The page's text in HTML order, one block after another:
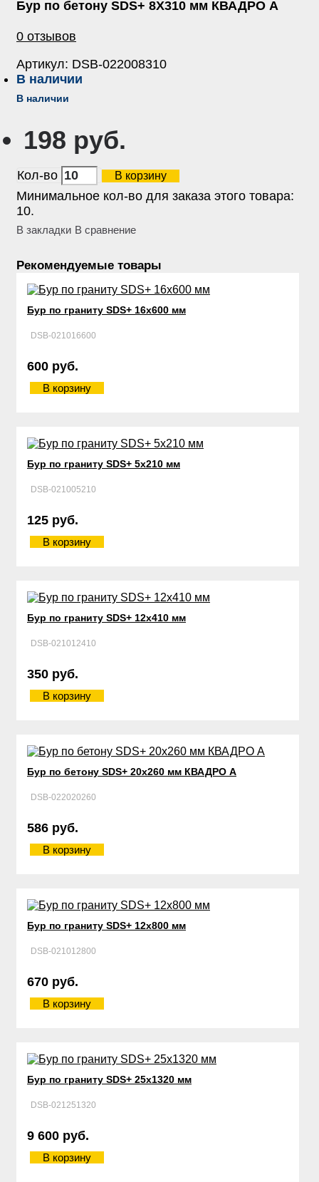
Бур по бетону SDS+ 8Х310 мм КВАДРО А
0 отзывов
Артикул: DSB-022008310
В наличии
В наличии
198 руб.
Кол-во В корзину
Минимальное кол-во для заказа этого товара:
10.
В закладки В сравнение
Рекомендуемые товары
Бур по граниту SDS+ 16х600 мм
DSB-021016600
600 руб.
В корзину
Бур по граниту SDS+ 5х210 мм
DSB-021005210
125 руб.
В корзину
Бур по граниту SDS+ 12х410 мм
DSB-021012410
350 руб.
В корзину
Бур по бетону SDS+ 20х260 мм КВАДРО А
DSB-022020260
586 руб.
В корзину
Бур по граниту SDS+ 12х800 мм
DSB-021012800
670 руб.
В корзину
Бур по граниту SDS+ 25х1320 мм
DSB-021251320
9 600 руб.
В корзину